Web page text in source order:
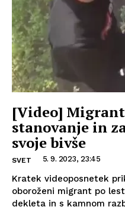
[Video]
stanovanje in
svoje bivše
SVET 5. 9. 2023, 23:45
Kratek videoposnetek
oboroženi migrant po
dekleta in s kamnom